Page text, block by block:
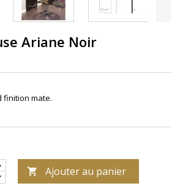
Ariane Noir
finition mate.
 Ajouter au panier